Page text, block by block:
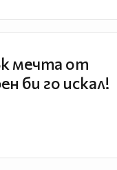
мечта от
би го искал!